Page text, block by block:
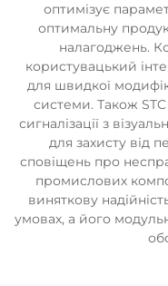
оптимізує
оптимальну
налагоджень.
користувацький
для швидкої
системи. Також
сигналізації з
для захисту від
сповіщень про
промислових
виняткову
умовах, а його